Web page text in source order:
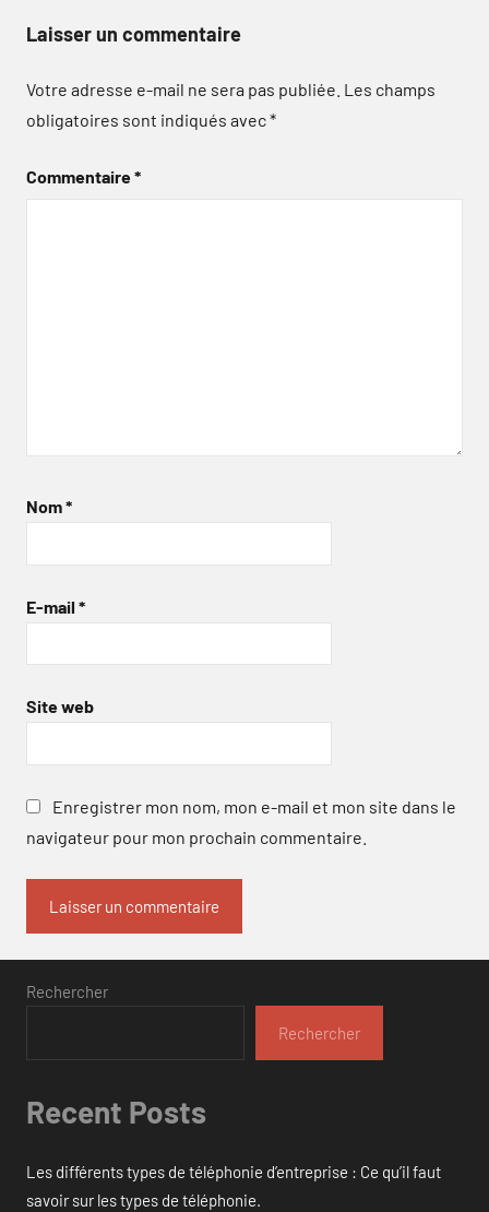
Laisser un commentaire
Votre adresse e-mail ne sera pas publiée. Les champs
obligatoires sont indiqués avec*
Commentaire*
Nom*
E-mail *
Site web
Enregistrer mon nom, mon e-mail et mon site dans le
navigateur pour mon prochain commentaire.
Rechercher
Rechercher
Recent Posts
Les différents types de téléphonie d’entreprise : Ce qu’il faut
savoir sur les types de téléphonie.